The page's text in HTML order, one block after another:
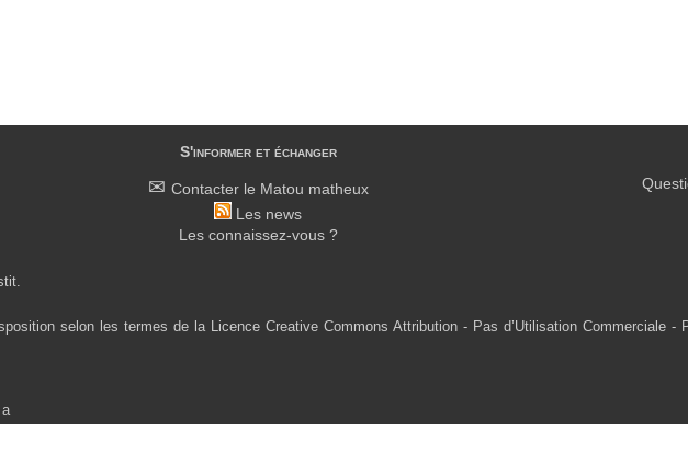
S'informer et échanger
Contacter le Matou matheux
Les news
Les connaissez-vous ?
selon les termes de la Licence Creative Commons Attribution - Pas d’Utilisation Commerciale -